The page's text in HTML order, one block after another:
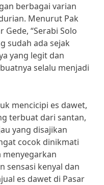
berbagai varian
Menurut Pak
Gede, “Serabi Solo
sudah ada sejak
yang legit dan
selalu menjadi
mencicipi es dawet,
terbuat dari santan,
yang disajikan
cocok dinikmati
menyegarkan
sensasi kenyal dan
es dawet di Pasar